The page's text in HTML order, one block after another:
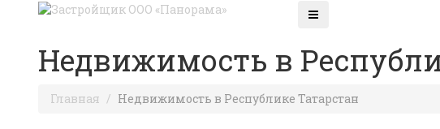
Недвижимость в
Главная Недвижимость в Республике Татарстан